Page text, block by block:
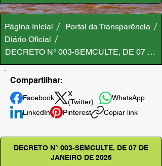
Página Inicial
Portal da Transparência
Diário Oficial
DECRETO N° 003-SEMCULTE, DE 07
Compartilhar:
Facebook
X
(Twitter)
WhatsApp
LinkedIn
Pinterest Copiar link
DECRETO N° 003-SEMCULTE, DE 07 DE
JANEIRO DE 2026